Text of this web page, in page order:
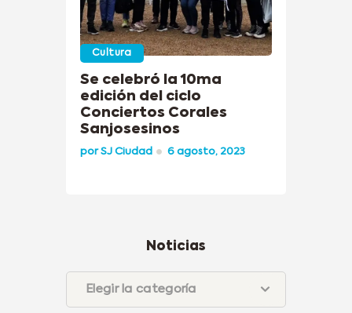
Cultura
Se celebró la 10ma
edición del ciclo
Conciertos Corales
Sanjosesinos
porSJ Ciudad 6 agosto, 2023
Noticias